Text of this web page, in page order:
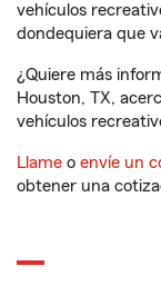
vehículos
dondequiera que
¿Quiere más
Houston, TX,
vehículos
Llame o envíe un
obtener una